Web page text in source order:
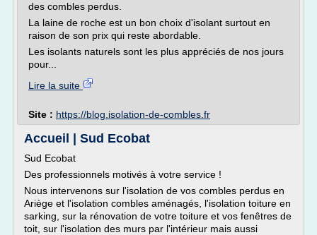
des combles perdus.
La laine de roche est un bon choix d'isolant surtout en
raison de son prix qui reste abordable.
Les isolants naturels sont les plus appréciés de nos jours
pour...
Lire la suite
Site : https://blog.isolation-de-combles.fr
Accueil | Sud Ecobat
Sud Ecobat
Des professionnels motivés à votre service !
Nous intervenons sur l'isolation de vos combles perdus en
Ariège et l'isolation combles aménagés, l'isolation toiture en
sarking, sur la rénovation de votre toiture et vos fenêtres de
toit, sur l'isolation des murs par l'intérieur mais aussi